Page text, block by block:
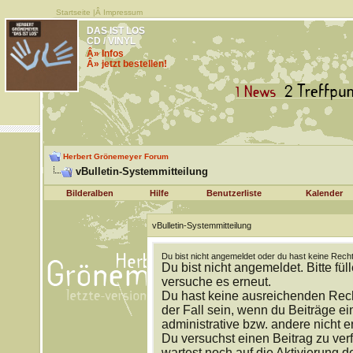
Startseite |Â Impressum
DAS IST LOS
CD / VINYL
Â» Infos
Â» jetzt bestellen!
Herbert Grönemeyer Forum
vBulletin-Systemmitteilung
Bilderalben Hilfe Benutzerliste Kalender
vBulletin-Systemmitteilung
Du bist nicht angemeldet oder du hast keine
Du bist nicht angemeldet. Bitte
versuche es erneut.
Du hast keine ausreichenden
der Fall sein, wenn du Beiträge
administrative bzw. andere nicht
Du versuchst einen Beitrag zu